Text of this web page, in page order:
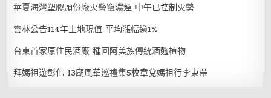
華夏海灣塑膠頭份廠火警竄濃煙 中午已控制火勢
雲林公告114年土地現值 平均漲幅逾1%
台東首家原住民酒廠 種回阿美族傳統酒麴植物
拜媽祖遊彰化 13廟風華巡禮集5枚章兌媽祖行李束帶